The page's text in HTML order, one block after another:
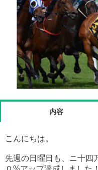
内容
こんにちは。
先週の日曜日も、ニ十四